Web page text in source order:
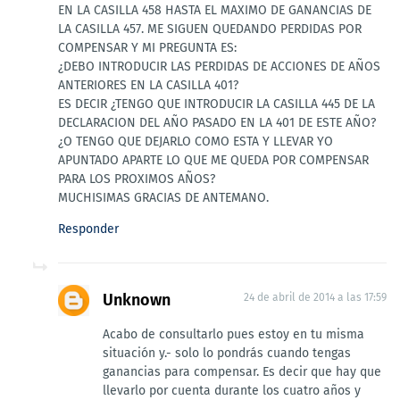
EN LA CASILLA 458 HASTA EL MAXIMO DE GANANCIAS DE
LA CASILLA 457. ME SIGUEN QUEDANDO PERDIDAS POR
COMPENSAR Y MI PREGUNTA ES:
¿DEBO INTRODUCIR LAS PERDIDAS DE ACCIONES DE AÑOS
ANTERIORES EN LA CASILLA 401?
ES DECIR ¿TENGO QUE INTRODUCIR LA CASILLA 445 DE LA
DECLARACION DEL AÑO PASADO EN LA 401 DE ESTE AÑO?
¿O TENGO QUE DEJARLO COMO ESTA Y LLEVAR YO
APUNTADO APARTE LO QUE ME QUEDA POR COMPENSAR
PARA LOS PROXIMOS AÑOS?
MUCHISIMAS GRACIAS DE ANTEMANO.
Responder
Unknown 24 de abril de 2014 a las 17:59
Acabo de consultarlo pues estoy en tu misma
situación y.- solo lo pondrás cuando tengas
ganancias para compensar. Es decir que hay que
llevarlo por cuenta durante los cuatro años y